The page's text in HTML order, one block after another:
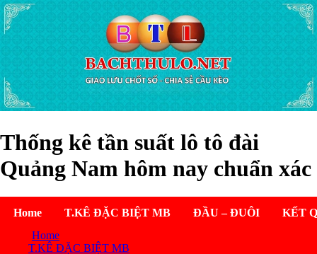
Thống kê tần suất lô tô đài
Quảng Nam hôm nay chuẩn xác
Home T.KÊ ĐẶC BIỆT MB ĐẦU – ĐUÔI
KẾT
Home
T.KÊ ĐẶC BIỆT MB